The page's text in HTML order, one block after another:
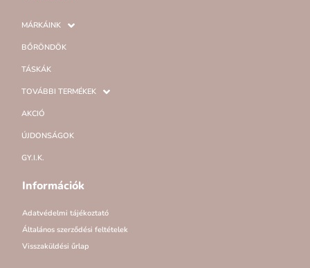
MÁRKÁINK
BŐRÖNDÖK
TÁSKÁK
TOVÁBBI TERMÉKEK
AKCIÓ
ÚJDONSÁGOK
GY.I.K.
Információk
Adatvédelmi tájékoztató
Általános szerződési feltételek
Visszaküldési űrlap